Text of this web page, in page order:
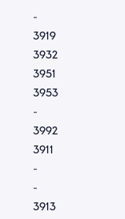
-
3919
3932
3951
3953
-
3992
3911
-
-
3913